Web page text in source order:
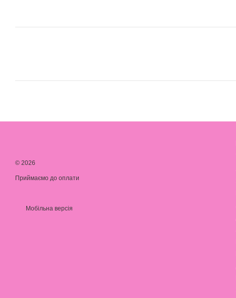
© 2026
Приймаємо до оплати
Мобільна версія